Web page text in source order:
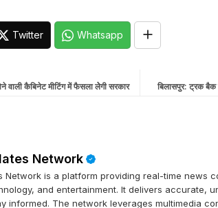
Twitter Whatsapp
बिलासपुर: ट्रक
वाली कैबिनेट मीटिंग में फैसला लेेगी सरकार
Network
Network is a platform providing real-time news
and entertainment. It delivers accurate,
informed. The network leverages multimedia